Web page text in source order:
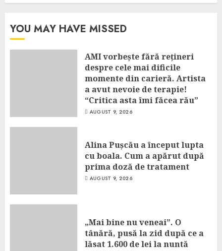
YOU MAY HAVE MISSED
AMI vorbește fără rețineri
despre cele mai dificile
momente din carieră. Artista
a avut nevoie de terapie!
“Critica asta îmi făcea rău”
AUGUST 9, 2026
Alina Pușcău a început lupta
cu boala. Cum a apărut după
prima doză de tratament
AUGUST 9, 2026
„Mai bine nu veneai”. O
tânără, pusă la zid după ce a
lăsat 1.600 de lei la nuntă